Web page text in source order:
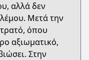
αλλά δεν
Μετά την
όπου
αξιωματικό,
Στην